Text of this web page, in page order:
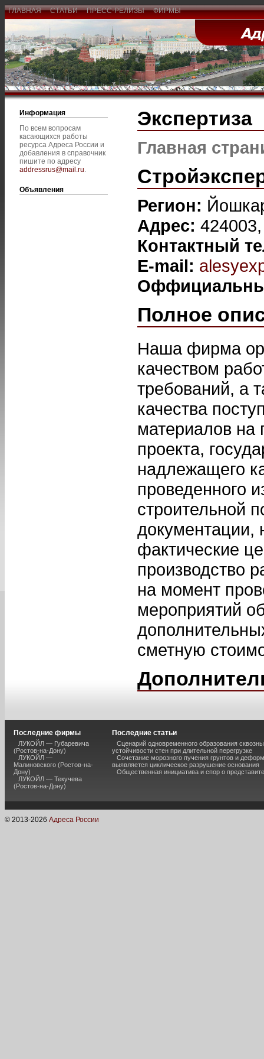
ГЛАВНАЯ СТАТЬИ ПРЕСС-РЕЛИЗЫ ФИРМЫ
Информация
По всем вопросам
касающихся работы
ресурса Адреса России и
добавления в справочник
пишите по адресу
addressrus@mail.ru.
Объявления
Экспертиза
Главная
Регион:
Адрес:
Контактный
E-mail:
Полное
Наша фирма
качеством
требований, а
качества
материалов на
проекта,
надлежащего
проведенного
строительной
документации,
фактические
производство
на момент
мероприятий
сметную
Последние фирмы
ЛУКОЙЛ — Губаревича
(Ростов-на-Дону)
ЛУКОЙЛ —
Малиновского (Ростов-на-
Дону)
ЛУКОЙЛ — Текучева
(Ростов-на-Дону)
Последние статьи
Сценарий одновременного образования
устойчивости стен при длительной перегрузке
Сочетание морозного пучения грунтов и
выявляется циклическое разрушение основания
Общественная инициатива и спор о
© 2013-2026 Адреса России